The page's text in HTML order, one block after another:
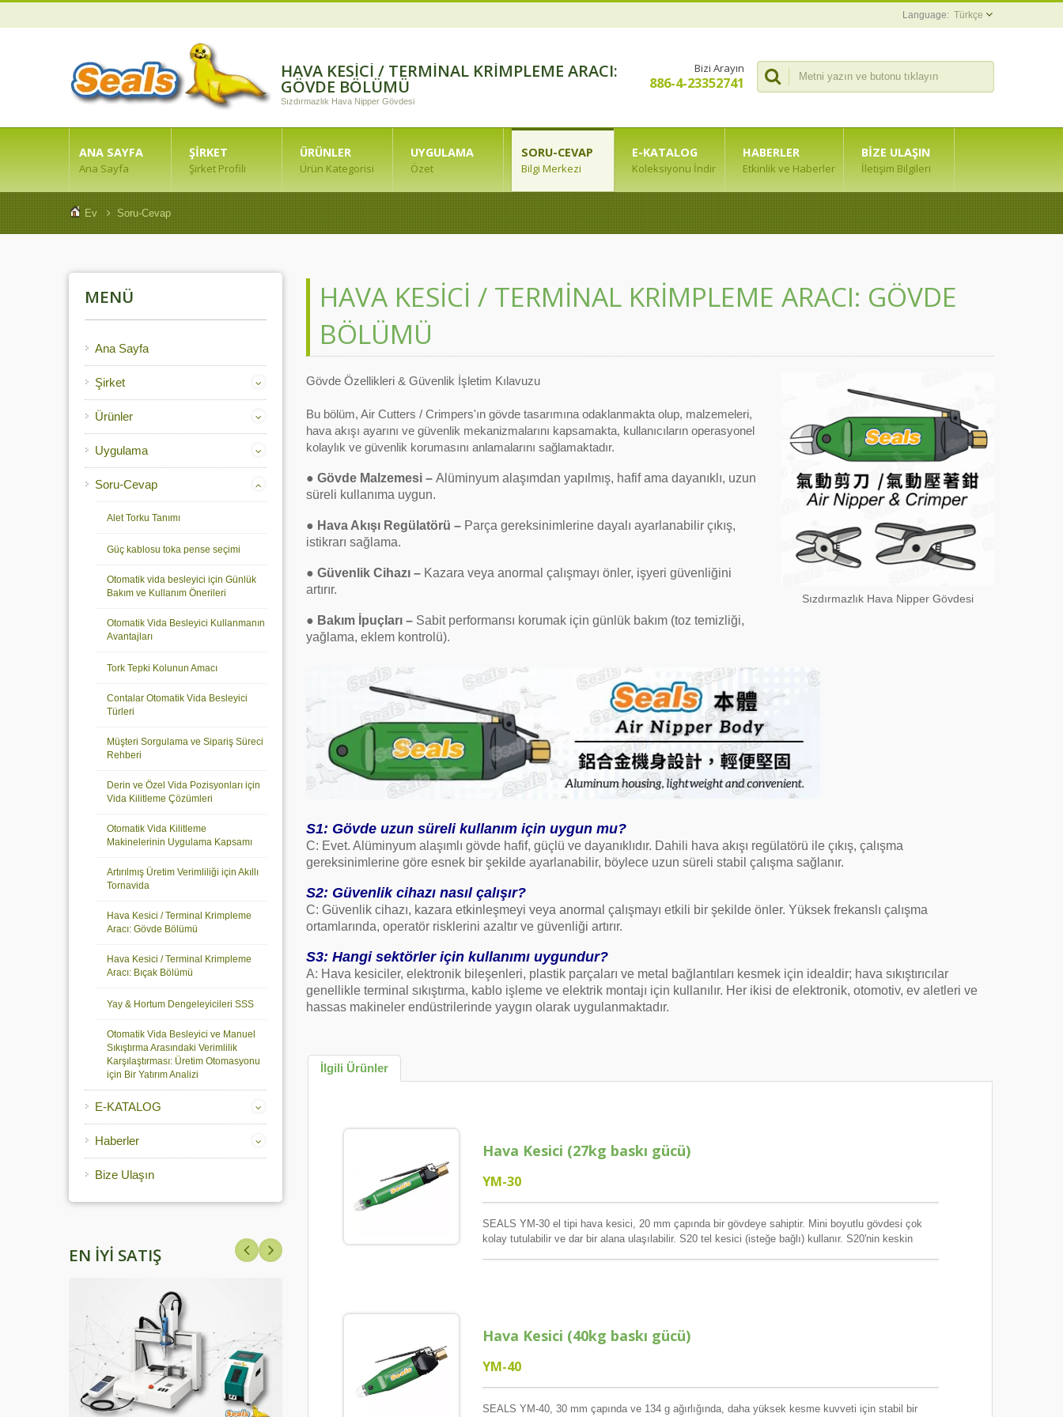
Türkçe
HAVA KESICI / TERMINAL KRIMPLEME ARACI:
GÖVDE BÖLÜMÜ
Sızdırmazlık Hava Nipper Gövdesi
Bizi Arayın
886-4-23352741
ANA SAYFA
Ana Sayfa
ŞIRKET
Şirket Profili
ÜRÜNLER
Ürün Kategorisi
UYGULAMA
Özet
SORU-CEVAP
Bilgi Merkezi
E-KATALOG
Koleksiyonu İndir
HABERLER
Etkinlik ve Haberler
BIZE ULAŞIN
İletişim Bilgileri
Ev Soru-Cevap
MENÜ
Ana Sayfa
Şirket
Ürünler
Uygulama
Soru-Cevap
Alet Torku Tanımı
Güç kablosu toka pense seçimi
Otomatik vida besleyici için Günlük
Bakım ve Kullanım Önerileri
Otomatik Vida Besleyici Kullanmanın
Avantajları
Tork Tepki Kolunun Amacı
Contalar Otomatik Vida Besleyici
Türleri
Müşteri Sorgulama ve Sipariş Süreci
Rehberi
Derin ve Özel Vida Pozisyonları için
Vida Kilitleme Çözümleri
Otomatik Vida Kilitleme
Makinelerinin Uygulama Kapsamı
Artırılmış Üretim Verimliliği için Akıllı
Tornavida
Hava Kesici / Terminal Krimpleme
Aracı: Gövde Bölümü
Hava Kesici / Terminal Krimpleme
Aracı: Bıçak Bölümü
Yay & Hortum Dengeleyicileri SSS
Otomatik Vida Besleyici ve Manuel
Sıkıştırma Arasındaki Verimlilik
Karşılaştırması: Üretim Otomasyonu
için Bir Yatırım Analizi
E-KATALOG
Haberler
Bize Ulaşın
EN İYI SATIŞ
HAVA KESICI / TERMINAL KRIMPLEME ARACI: GÖVDE
BÖLÜMÜ
Sızdırmazlık Hava Nipper Gövdesi
Gövde Özellikleri & Güvenlik İşletim Kılavuzu
Bu bölüm, Air Cutters / Crimpers'ın gövde tasarımına odaklanmakta olup, malzemeleri,
hava akışı ayarını ve güvenlik mekanizmalarını kapsamakta, kullanıcıların operasyonel
kolaylık ve güvenlik korumasını anlamalarını sağlamaktadır.
● Gövde Malzemesi – Alüminyum alaşımdan yapılmış, hafif ama dayanıklı, uzun
süreli kullanıma uygun.
● Hava Akışı Regülatörü – Parça gereksinimlerine dayalı ayarlanabilir çıkış,
istikrarı sağlama.
● Güvenlik Cihazı – Kazara veya anormal çalışmayı önler, işyeri güvenliğini
artırır.
● Bakım İpuçları – Sabit performansı korumak için günlük bakım (toz temizliği,
yağlama, eklem kontrolü).
S1: Gövde uzun süreli kullanım için uygun mu?
C: Evet. Alüminyum alaşımlı gövde hafif, güçlü ve dayanıklıdır. Dahili hava akışı regülatörü ile çıkış, çalışma
gereksinimlerine göre esnek bir şekilde ayarlanabilir, böylece uzun süreli stabil çalışma sağlanır.
S2: Güvenlik cihazı nasıl çalışır?
C: Güvenlik cihazı, kazara etkinleşmeyi veya anormal çalışmayı etkili bir şekilde önler. Yüksek frekanslı çalışma
ortamlarında, operatör risklerini azaltır ve güvenliği artırır.
S3: Hangi sektörler için kullanımı uygundur?
A: Hava kesiciler, elektronik bileşenleri, plastik parçaları ve metal bağlantıları kesmek için idealdir; hava sıkıştırıcılar
genellikle terminal sıkıştırma, kablo işleme ve elektrik montajı için kullanılır. Her ikisi de elektronik, otomotiv, ev aletleri ve
hassas makineler endüstrilerinde yaygın olarak uygulanmaktadır.
İlgili Ürünler
Hava Kesici (27kg baskı gücü)
YM-30
SEALS YM-30 el tipi hava kesici, 20 mm çapında bir gövdeye sahiptir. Mini boyutlu gövdesi çok
kolay tutulabilir ve dar bir alana ulaşılabilir. S20 tel kesici (isteğe bağlı) kullanır. S20'nin keskin
bıçak seçeneği sunar. Dönebilen SEALS hava nipeli araç gövdesi, sağ el ve sol el operatörleri için
mevcuttur. (0.8mm demir tel / 0.5mm demir tel için uygundur)
Hava Kesici (40kg baskı gücü)
YM-40
SEALS YM-40, 30 mm çapında ve 134 g ağırlığında, daha yüksek kesme kuvveti için stabil bir